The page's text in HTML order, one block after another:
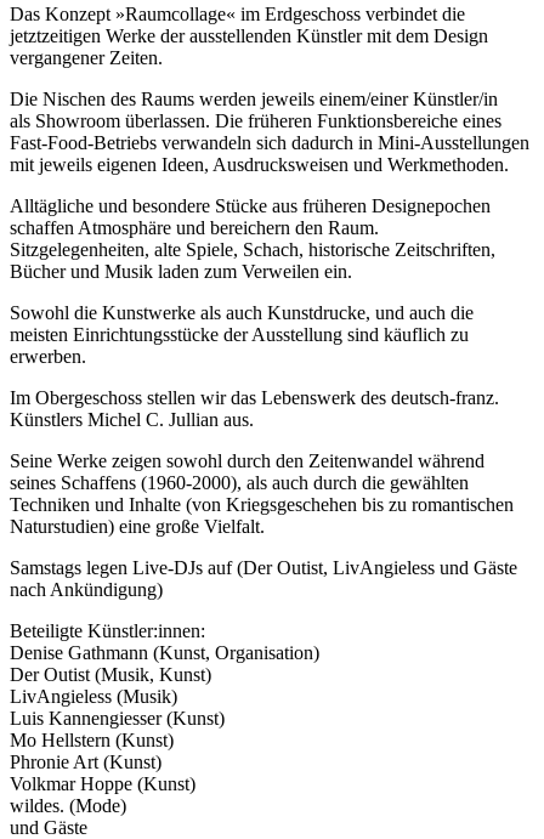
Das Konzept »Raumcollage« im Erdgeschoss verbindet die
jetztzeitigen Werke der ausstellenden Künstler mit dem Design
vergangener Zeiten.
Die Nischen des Raums werden jeweils einem/einer Künstler/in
als Showroom überlassen. Die früheren Funktionsbereiche eines
Fast-Food-Betriebs verwandeln sich dadurch in Mini-Ausstellungen
mit jeweils eigenen Ideen, Ausdrucksweisen und Werkmethoden.
Alltägliche und besondere Stücke aus früheren Designepochen
schaffen Atmosphäre und bereichern den Raum.
Sitzgelegenheiten, alte Spiele, Schach, historische Zeitschriften,
Bücher und Musik laden zum Verweilen ein.
Sowohl die Kunstwerke als auch Kunstdrucke, und auch die
meisten Einrichtungsstücke der Ausstellung sind käuflich zu
erwerben.
Im Obergeschoss stellen wir das Lebenswerk des deutsch-franz.
Künstlers Michel C. Jullian aus.
Seine Werke zeigen sowohl durch den Zeitenwandel während
seines Schaffens (1960-2000), als auch durch die gewählten
Techniken und Inhalte (von Kriegsgeschehen bis zu romantischen
Naturstudien) eine große Vielfalt.
Samstags legen Live-DJs auf (Der Outist, LivAngieless und Gäste
nach Ankündigung)
Beteiligte Künstler:innen:
Denise Gathmann (Kunst, Organisation)
Der Outist (Musik, Kunst)
LivAngieless (Musik)
Luis Kannengiesser (Kunst)
Mo Hellstern (Kunst)
Phronie Art (Kunst)
Volkmar Hoppe (Kunst)
wildes. (Mode)
und Gäste